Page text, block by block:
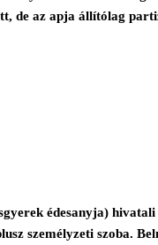
de az apja állítólag
édesanyja)
személyzeti szoba.